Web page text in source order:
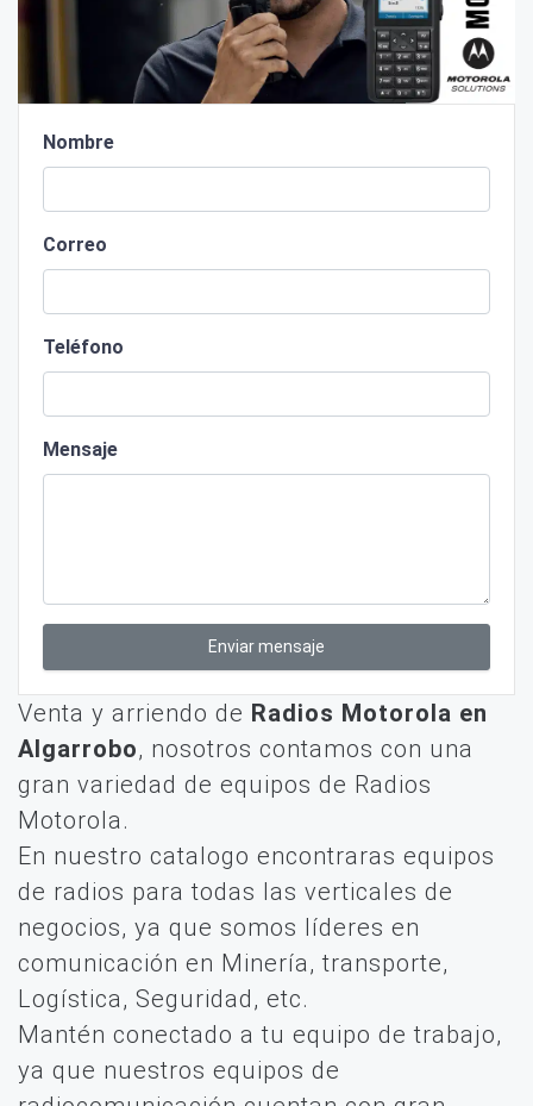
Nombre
Correo
Teléfono
Mensaje
Enviar mensaje
Venta y arriendo de Radios Motorola en
Algarrobo, nosotros contamos con una
gran variedad de equipos de Radios
Motorola.
En nuestro catalogo encontraras equipos
de radios para todas las verticales de
negocios, ya que somos líderes en
comunicación en Minería, transporte,
Logística, Seguridad, etc.
Mantén conectado a tu equipo de trabajo,
ya que nuestros equipos de